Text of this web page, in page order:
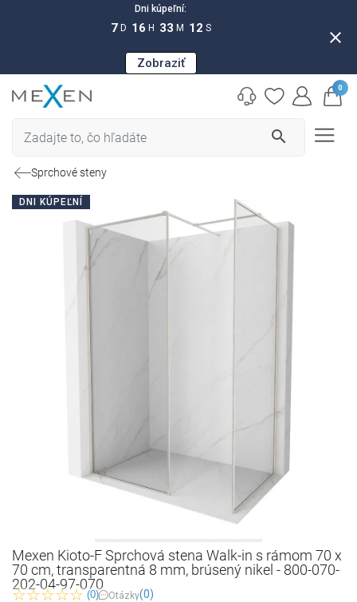
Dni kúpeľní:
7 D 16 H 33 M 11 S
Zobraziť
close
search
0
Sprchové steny
DNI KÚPEĽNÍ
Mexen Kioto-F Sprchová stena Walk-in s rámom 70 x
70 cm, transparentná 8 mm, brúsený nikel - 800-070-
202-04-97-070
(0) Otázky(0)